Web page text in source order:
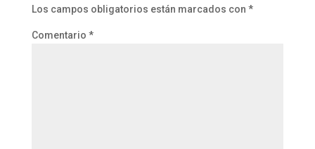
Los campos obligatorios están marcados con *
Comentario *